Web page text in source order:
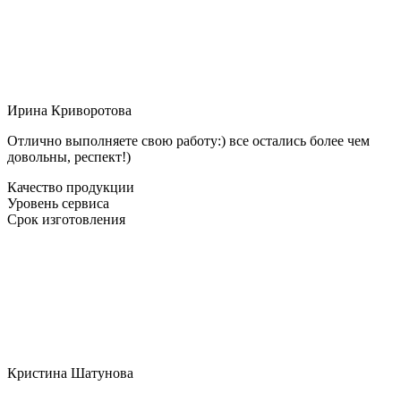
Ирина Криворотова
Отлично выполняете свою работу:) все остались более чем
довольны, респект!)
Качество продукции
Уровень сервиса
Срок изготовления
Кристина Шатунова